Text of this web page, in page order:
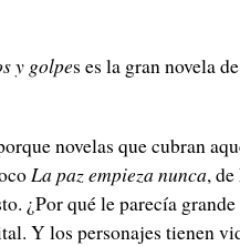
y golpes es la gran novela
novelas que cubran
La paz empieza nunca,
¿Por qué le parecía
Y los personajes tienen